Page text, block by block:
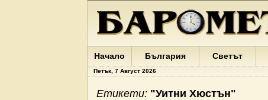
Начало България Светът
Петък, 7 Август 2026
Етикети: "Уитни Хюстън"